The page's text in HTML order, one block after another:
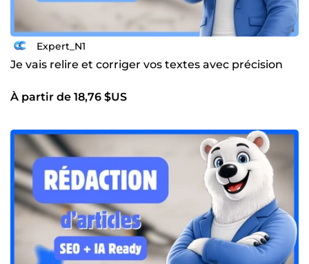
Expert_N1
Je vais relire et corriger vos textes avec précision
À partir de 18,76 $US